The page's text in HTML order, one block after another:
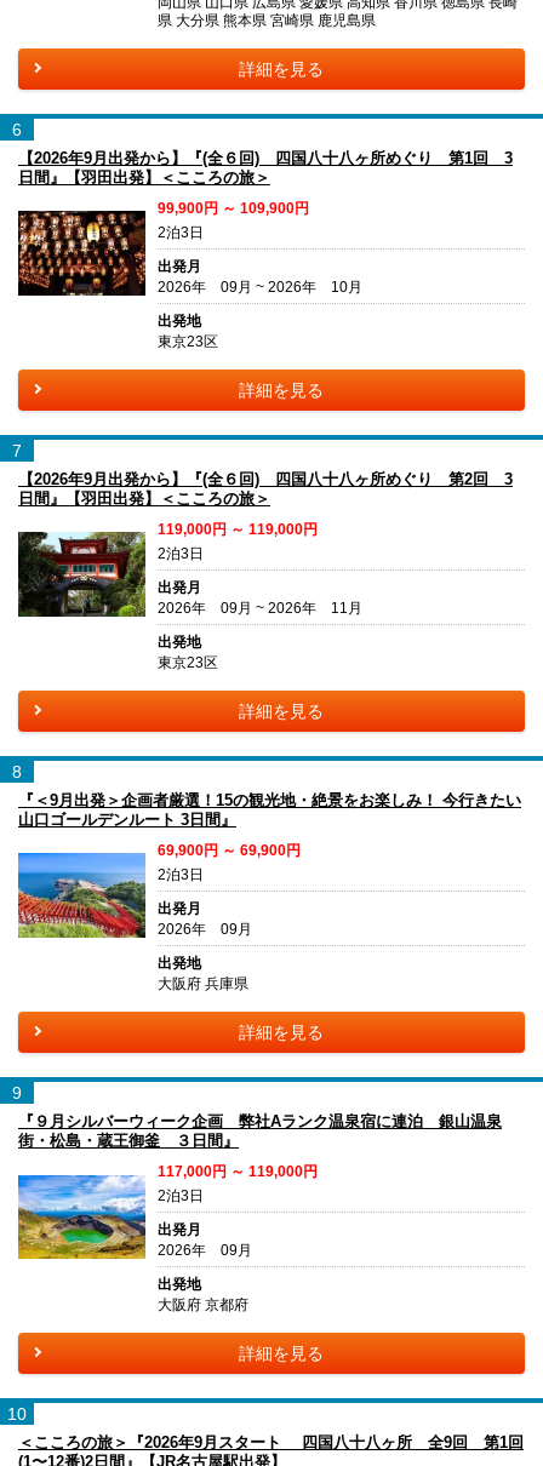
県 大分県 熊本県 宮崎県 鹿児島県
詳細を見る
6
【2026年9月出発から】『(全６回) 四国八十八ヶ所めぐり 第1回 3
日間』【羽田出発】＜こころの旅＞
99,900円 ～ 109,900円
2泊3日
出発月
2026年 09月 ~ 2026年 10月
出発地
東京23区
詳細を見る
7
【2026年9月出発から】『(全６回) 四国八十八ヶ所めぐり 第2回 3
日間』【羽田出発】＜こころの旅＞
119,000円 ～ 119,000円
2泊3日
出発月
2026年 09月 ~ 2026年 11月
出発地
東京23区
詳細を見る
8
『＜9月出発＞企画者厳選！15の観光地・絶景をお楽しみ！ 今行きたい
山口ゴールデンルート 3日間』
69,900円 ～ 69,900円
2泊3日
出発月
2026年 09月
出発地
大阪府 兵庫県
詳細を見る
9
『９月シルバーウィーク企画 弊社Aランク温泉宿に連泊 銀山温泉
街・松島・蔵王御釜 ３日間』
117,000円 ～ 119,000円
2泊3日
出発月
2026年 09月
出発地
大阪府 京都府
詳細を見る
10
＜こころの旅＞『2026年9月スタート 四国八十八ヶ所 全9回 第1回
(1〜12番)2日間』【JR名古屋駅出発】